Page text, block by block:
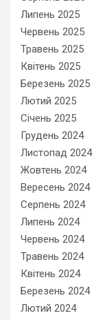
Липень 2025
Червень 2025
Травень 2025
Квітень 2025
Березень 2025
Лютий 2025
Січень 2025
Грудень 2024
Листопад 2024
Жовтень 2024
Вересень 2024
Серпень 2024
Липень 2024
Червень 2024
Травень 2024
Квітень 2024
Березень 2024
Лютий 2024